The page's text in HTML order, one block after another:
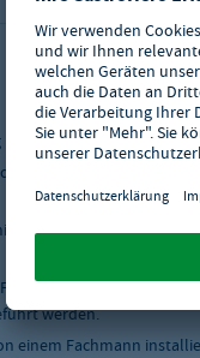
Deutschlands.
Anschlusskabel
einer geeigneten
installiert und
werden.
einem Fachmann